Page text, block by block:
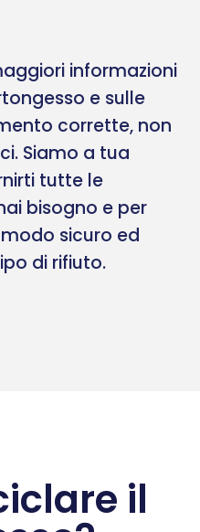
informazioni
e sulle
corrette, non
Siamo a tua
tutte le
bisogno e per
sicuro ed
di rifiuto.
il